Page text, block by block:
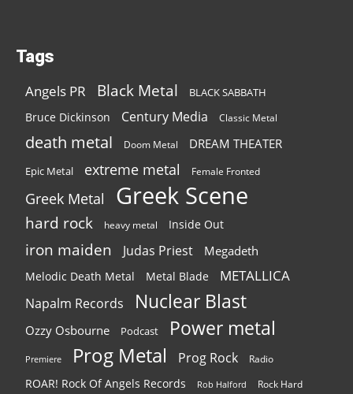
Tags
Angels PR Black Metal BLACK SABBATH
Bruce Dickinson Century Media Classic Metal
death metal Doom Metal DREAM THEATER
Epic Metal extreme metal Female Fronted
Greek Metal Greek Scene
hard rock heavy metal Inside Out
iron maiden Judas Priest Megadeth
Melodic Death Metal Metal Blade METALLICA
Napalm Records Nuclear Blast
Ozzy Osbourne Podcast Power metal
Premiere Prog Metal Prog Rock Radio
ROAR! Rock Of Angels Records Rob Halford Rock Hard